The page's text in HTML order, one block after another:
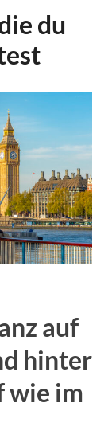
du
auf
hinter
wie im